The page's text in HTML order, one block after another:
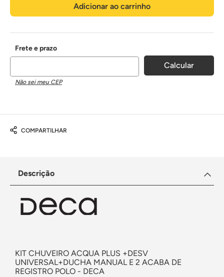
Adicionar ao carrinho
Não sei meu CEP
COMPARTILHAR
Descrição
KIT CHUVEIRO ACQUA PLUS +DESV
UNIVERSAL+DUCHA MANUAL E 2 ACABA DE
REGISTRO POLO - DECA